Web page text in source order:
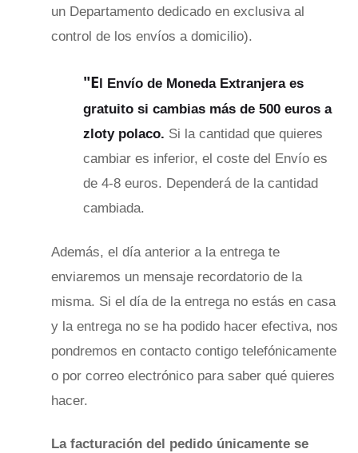
un Departamento dedicado en exclusiva al
control de los envíos a domicilio).
"El Envío de Moneda Extranjera es
gratuito si cambias más de 500 euros a
zloty polaco. Si la cantidad que quieres
cambiar es inferior, el coste del Envío es
de 4-8 euros. Dependerá de la cantidad
cambiada.
Además, el día anterior a la entrega te
enviaremos un mensaje recordatorio de la
misma. Si el día de la entrega no estás en casa
y la entrega no se ha podido hacer efectiva, nos
pondremos en contacto contigo telefónicamente
o por correo electrónico para saber qué quieres
hacer.
La facturación del pedido únicamente se